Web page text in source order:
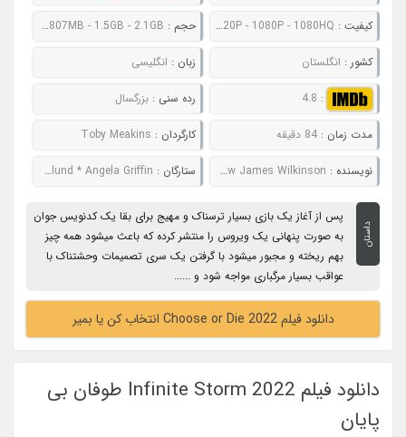
کیفیت : 480P - 720P - 1080P - 1080HQ حجم : 568MB - 807MB - 1.5GB - 2.1GB
کشور : انگلستان زبان : انگلیسی
:
4.8 رده سنی : بزرگسال
مدت زمان :84 دقیقه کارگردان : Toby Meakins
نویسنده : Simon Allen - Toby Meakins - Matthew James Wilkinson ستارگان : Iola Evans * Asa Butterfield * Robert Englund * Angela Griffin
داستان
پس از آغاز یک بازی بسیار ترسناک و مهیج برای بقا یک کدنویس جوان
به صورت پنهانی یک ویروس را منتشر کرده که باعث میشود همه چیز
بهم ریخته و مجبور میشود با گرفتن یک سری تصمیمات وحشتناک با
عواقب بسیار مرگباری مواجه شود و ......
دانلود فیلم Choose or Die 2022 انتخاب کن یا بمیر
دانلود فیلم Infinite Storm 2022 طوفان بی
پایان